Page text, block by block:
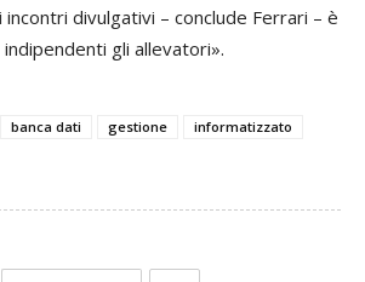
divulgativi – conclude Ferrari – è
gli allevatori».
banca dati gestione
informatizzato